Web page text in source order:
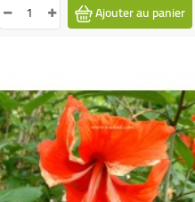
Ajouter au panier